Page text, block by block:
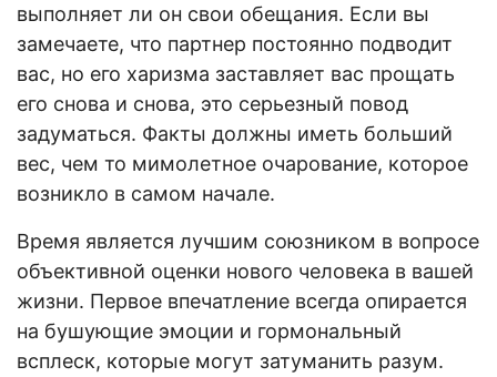
выполняет ли он свои обещания. Если вы
замечаете, что партнер постоянно подводит
вас, но его харизма заставляет вас прощать
его снова и снова, это серьезный повод
задуматься. Факты должны иметь больший
вес, чем то мимолетное очарование, которое
возникло в самом начале.
Время является лучшим союзником в вопросе
объективной оценки нового человека в вашей
жизни. Первое впечатление всегда опирается
на бушующие эмоции и гормональный
всплеск, которые могут затуманить разум.